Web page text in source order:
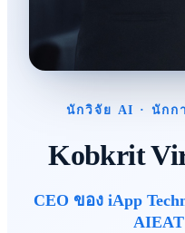
นักวิจัย AI · นักก
Kobkrit
CEO ของ iApp
AIEAT